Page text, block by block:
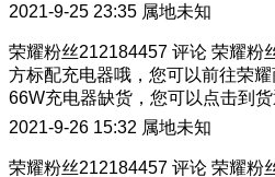
2021-9-25 23:35 属地未知
荣耀粉丝212184457 评论 荣耀粉
方标配充电器哦，您可以前往荣
66W充电器缺货，您可以点击到货
2021-9-26 15:32 属地未知
荣耀粉丝212184457 评论 荣耀粉